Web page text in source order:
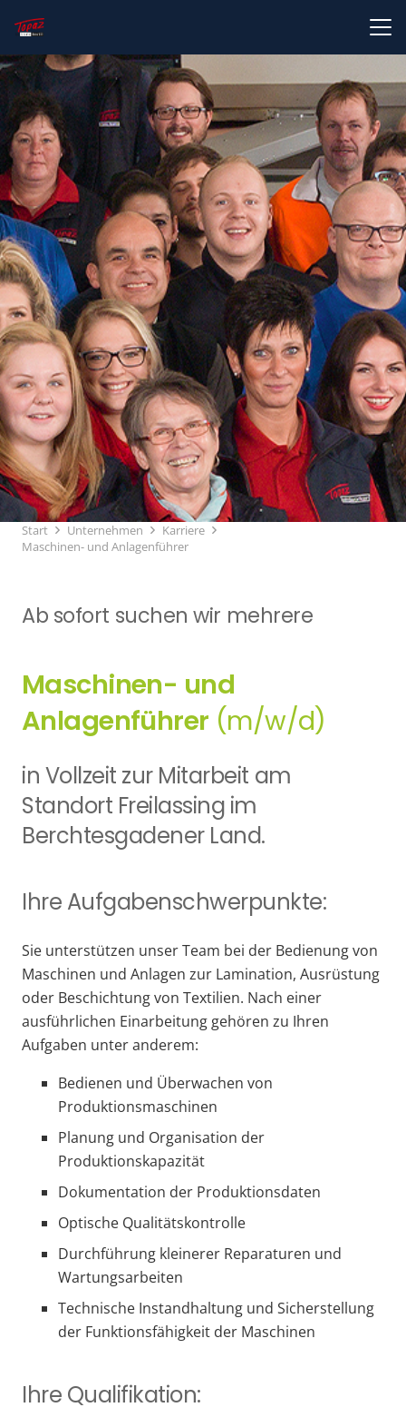
Start Unternehmen
Karriere
Maschinen- und Anlagenführer
Ab sofort suchen wir mehrere
Maschinen- und
Anlagenführer (m/w/d)
in Vollzeit zur Mitarbeit am
Standort Freilassing im
Berchtesgadener Land.
Ihre Aufgabenschwerpunkte:
Sie unterstützen unser Team bei der Bedienung von
Maschinen und Anlagen zur Lamination, Ausrüstung
oder Beschichtung von Textilien. Nach einer
ausführlichen Einarbeitung gehören zu Ihren
Aufgaben unter anderem:
Bedienen und Überwachen von
Produktionsmaschinen
Planung und Organisation der
Produktionskapazität
Dokumentation der Produktionsdaten
Optische Qualitätskontrolle
Durchführung kleinerer Reparaturen und
Wartungsarbeiten
Technische Instandhaltung und Sicherstellung
der Funktionsfähigkeit der Maschinen
Ihre Qualifikation: